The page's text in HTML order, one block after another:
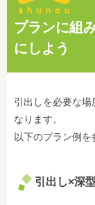
プランに組
にしよう
引出しを必要な
なります。
以下のプラン例を
引出し×深